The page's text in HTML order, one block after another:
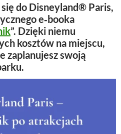
do Disneyland® Paris,
e‑booka
”. Dzięki niemu
kosztów na miejscu,
zaplanujesz swoją